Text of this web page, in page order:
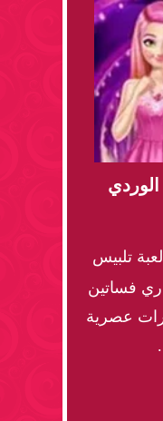
تلبيس
فساتين
عصرية